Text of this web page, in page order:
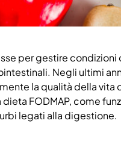
per gestire condizioni
Negli ultimi
la qualità della
FODMAP, come
legati alla digestione.